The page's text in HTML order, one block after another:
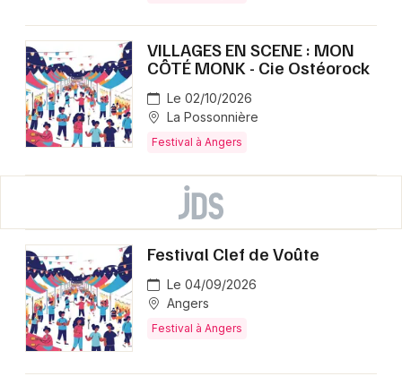
VILLAGES EN SCENE : MON
CÔTÉ MONK - Cie Ostéorock
Le 02/10/2026
La Possonnière
Festival à Angers
Festival Clef de Voûte
Le 04/09/2026
Angers
Festival à Angers